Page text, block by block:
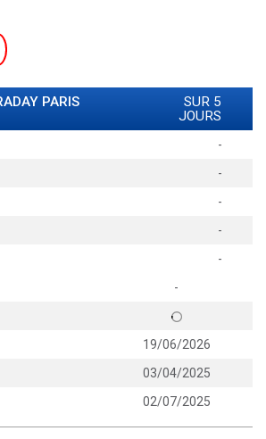
PARIS
SUR 5
JOURS
-
-
-
-
-
-
19/06/2026
03/04/2025
02/07/2025